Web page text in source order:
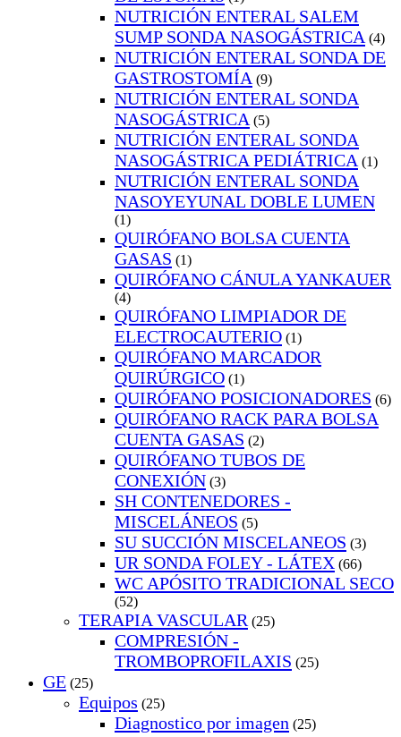
NUTRICIÓN ENTERAL SALEM
SUMP SONDA NASOGÁSTRICA (4)
NUTRICIÓN ENTERAL SONDA DE
GASTROSTOMÍA (9)
NUTRICIÓN ENTERAL SONDA
NASOGÁSTRICA (5)
NUTRICIÓN ENTERAL SONDA
NASOGÁSTRICA PEDIÁTRICA (1)
NUTRICIÓN ENTERAL SONDA
NASOYEYUNAL DOBLE LUMEN
(1)
QUIRÓFANO BOLSA CUENTA
GASAS (1)
QUIRÓFANO CÁNULA YANKAUER
(4)
QUIRÓFANO LIMPIADOR DE
ELECTROCAUTERIO (1)
QUIRÓFANO MARCADOR
QUIRÚRGICO (1)
QUIRÓFANO POSICIONADORES (6)
QUIRÓFANO RACK PARA BOLSA
CUENTA GASAS (2)
QUIRÓFANO TUBOS DE
CONEXIÓN (3)
SH CONTENEDORES -
MISCELÁNEOS (5)
SU SUCCIÓN MISCELANEOS (3)
UR SONDA FOLEY - LÁTEX (66)
WC APÓSITO TRADICIONAL SECO
(52)
TERAPIA VASCULAR (25)
COMPRESIÓN -
TROMBOPROFILAXIS (25)
GE (25)
Equipos (25)
Diagnostico por imagen (25)